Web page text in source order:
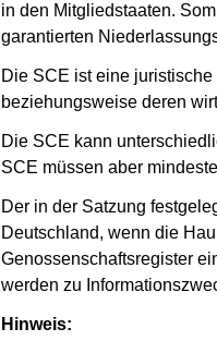
in den Mitgliedstaaten.
garantierten
Die SCE ist eine
beziehungsweise deren
Die SCE kann
SCE müssen aber
Der in der Satzung
Deutschland, wenn die
Genossenschaftsregister
werden zu
Hinweis: